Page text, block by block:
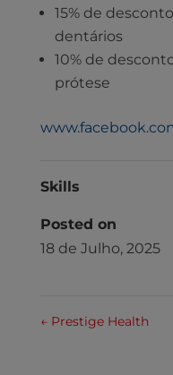
15% de
dentários
10% de
prótese
Skills
Posted on
18 de Julho, 2025
←Prestige Health